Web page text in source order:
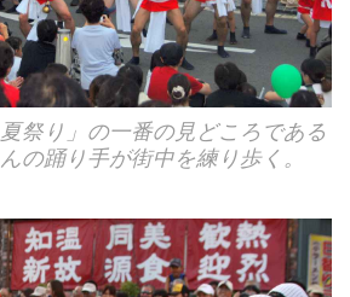
祭り」の一番の見どころである
の踊り手が街中を練り歩く。